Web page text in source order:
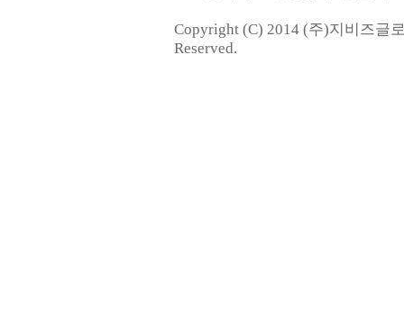
Copyright (C) 2014 (주)지비즈글
Reserved.